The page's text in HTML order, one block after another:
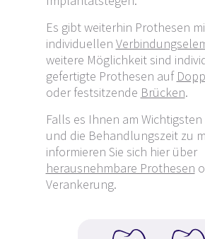
Es gibt weiterhin Prothesen
individuellen
weitere Möglichkeit sind
gefertigte Prothesen auf
oder festsitzende Brücken.
Falls es Ihnen am Wichtigsten
und die Behandlungszeit zu
informieren Sie sich hier über
herausnehmbare Prothesen
Verankerung.